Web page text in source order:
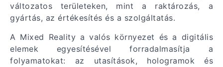
változatos területeken, mint a raktározás, a
gyártás, az értékesítés és a szolgáltatás.
A Mixed Reality a valós környezet és a digitális
elemek egyesítésével forradalmasítja a
folyamatokat: az utasítások, hologramok és